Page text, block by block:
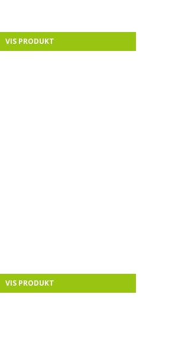
VIS PRODUKT
VIS PRODUKT